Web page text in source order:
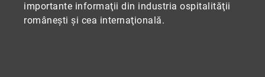
importante informaţii din industria ospitalităţii
româneşti şi cea internaţională.